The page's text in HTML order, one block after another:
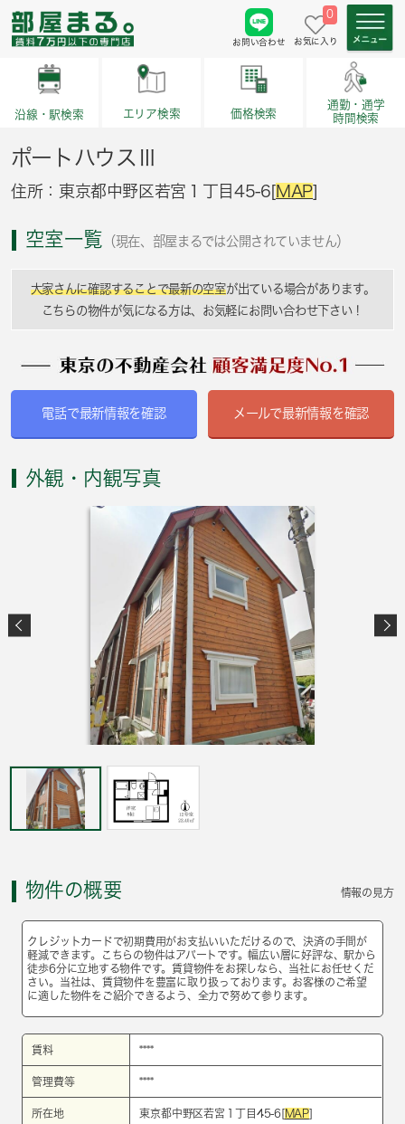
お問い合わせ
0
お気に入り
沿線・駅検索 エリア検索 価格検索
通勤・通学
時間検索
ポートハウスⅢ
住所：東京都中野区若宮１丁目45-6[MAP]
空室一覧 （現在、部屋まるでは公開されていません）
大家さんに確認することで最新の空室が出ている場合があります。
こちらの物件が気になる方は、お気軽にお問い合わせ下さい！
電話で最新情報を確認 メールで最新情報を確認
外観・内観写真
物件の概要 情報の見方
クレジットカードで初期費用がお支払いいただけるので、決済の手間が
軽減できます。こちらの物件はアパートです。幅広い層に好評な、駅から
徒歩6分に立地する物件です。賃貸物件をお探しなら、当社にお任せくだ
さい。当社は、賃貸物件を豊富に取り扱っております。お客様のご希望
に適した物件をご紹介できるよう、全力で努めて参ります。
賃料 ****
管理費等 ****
所在地 東京都中野区若宮１丁目45-6[MAP]